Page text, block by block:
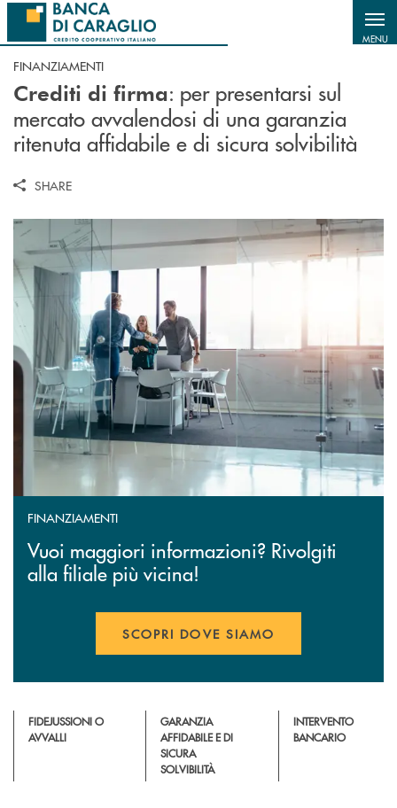
Salta al contenuto principale
MENU
FINANZIAMENTI
Crediti di firma: per presentarsi sul
mercato avvalendosi di una garanzia
ritenuta affidabile e di sicura solvibilità
SHARE
FINANZIAMENTI
Vuoi maggiori informazioni? Rivolgiti
alla filiale più vicina!
SCOPRI DOVE SIAMO
FIDEJUSSIONI O
AVVALLI
GARANZIA
AFFIDABILE E DI
SICURA
SOLVIBILITÀ
INTERVENTO
BANCARIO